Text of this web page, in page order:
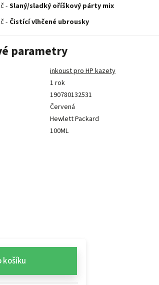
-Slaný/sladký oříškový párty mix
- Čistící vlhčené ubrousky
parametry
inkoust pro HP kazety
1 rok
190780132531
Červená
Hewlett Packard
100ML